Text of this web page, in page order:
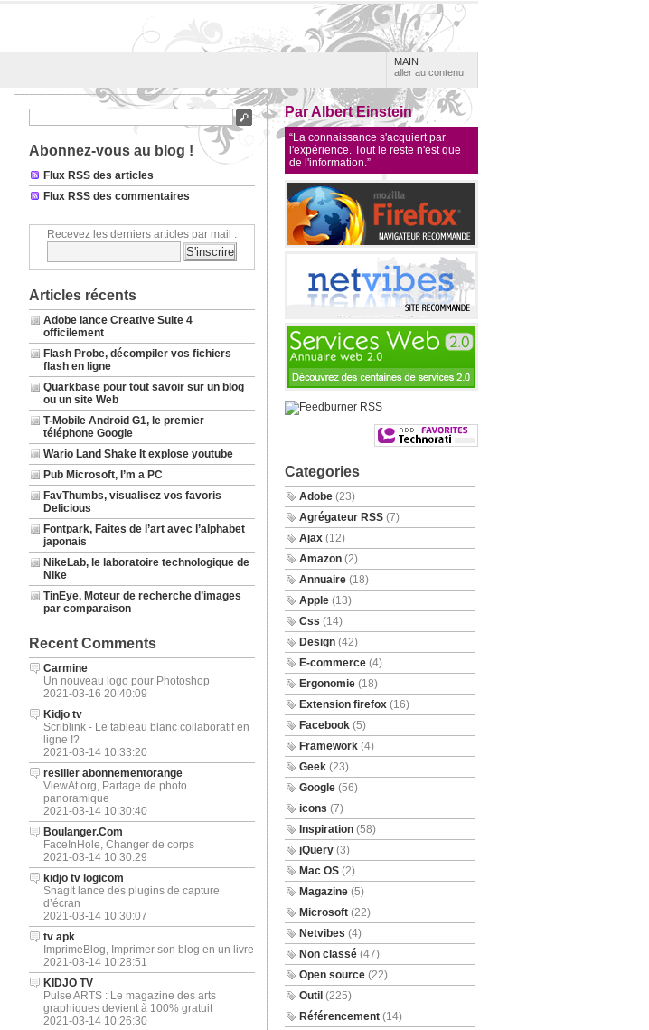
MAIN
aller au contenu
Abonnez-vous au blog !
Flux RSS des articles
Flux RSS des commentaires
Recevez les derniers articles par mail :
Articles récents
Adobe lance Creative Suite 4
officilement
Flash Probe, décompiler vos fichiers
flash en ligne
Quarkbase pour tout savoir sur un blog
ou un site Web
T-Mobile Android G1, le premier
téléphone Google
Wario Land Shake It explose youtube
Pub Microsoft, I’m a PC
FavThumbs, visualisez vos favoris
Delicious
Fontpark, Faites de l’art avec l’alphabet
japonais
NikeLab, le laboratoire technologique de
Nike
TinEye, Moteur de recherche d’images
par comparaison
Recent Comments
Carmine
Un nouveau logo pour Photoshop
2021-03-16 20:40:09
Kidjo tv
Scriblink - Le tableau blanc collaboratif en
ligne !?
2021-03-14 10:33:20
resilier abonnementorange
ViewAt.org, Partage de photo
panoramique
2021-03-14 10:30:40
Boulanger.Com
FaceInHole, Changer de corps
2021-03-14 10:30:29
kidjo tv logicom
SnagIt lance des plugins de capture
d’écran
2021-03-14 10:30:07
tv apk
ImprimeBlog, Imprimer son blog en un livre
2021-03-14 10:28:51
KIDJO TV
Pulse ARTS : Le magazine des arts
graphiques devient à 100% gratuit
2021-03-14 10:26:30
Par Albert Einstein
“La connaissance s'acquiert par
l'expérience. Tout le reste n'est que
de l'information.”
Categories
Adobe(23)
Agrégateur RSS(7)
Ajax(12)
Amazon(2)
Annuaire(18)
Apple(13)
Css (14)
Design(42)
E-commerce(4)
Ergonomie(18)
Extension firefox(16)
Facebook(5)
Framework(4)
Geek(23)
Google(56)
icons (7)
Inspiration(58)
jQuery(3)
Mac OS(2)
Magazine(5)
Microsoft(22)
Netvibes (4)
Non classé(47)
Open source(22)
Outil (225)
Référencement(14)